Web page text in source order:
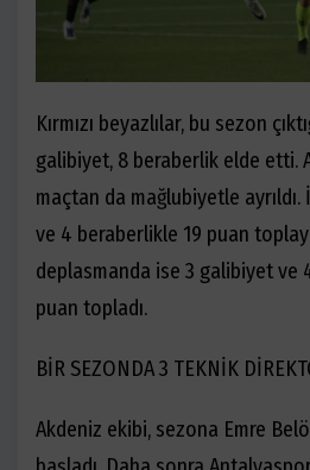
Kırmızı beyazlılar, bu sezon
galibiyet, 8 beraberlik elde etti.
maçtan da mağlubiyetle
ve 4 beraberlikle 19 puan
deplasmanda ise 3 galibiyet ve
puan topladı.
BİR SEZONDA 3 TEKNİK
Akdeniz ekibi, sezona Emre